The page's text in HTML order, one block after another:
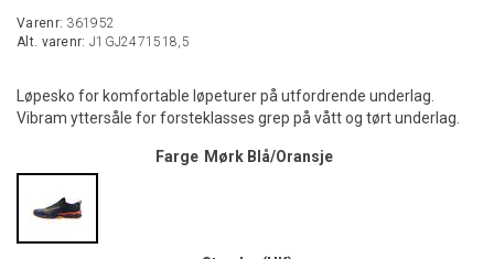
Varenr: 361952
Alt. varenr: J1GJ2471518,5
Løpesko for komfortable løpeturer på utfordrende underlag.
Vibram yttersåle for forsteklasses grep på vått og tørt underlag.
Farge Mørk Blå/Oransje